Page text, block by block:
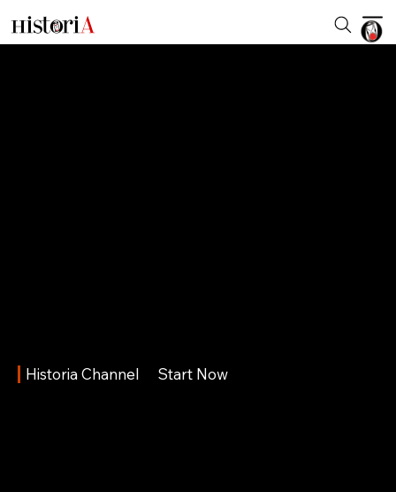
Historia Channel Start Now